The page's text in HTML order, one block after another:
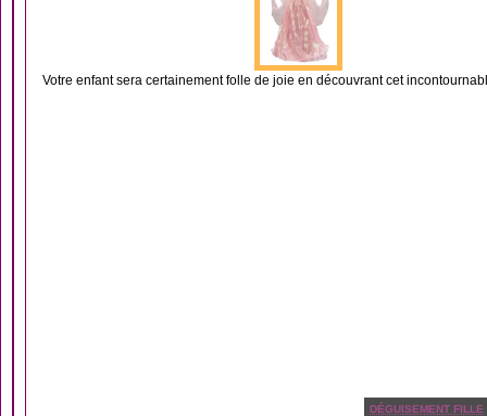
Votre enfant sera certainement folle de joie en découvrant cet
DÉGUISEMENT FILLE